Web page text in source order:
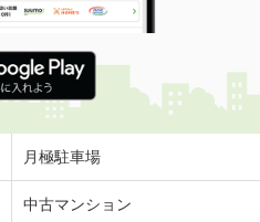
月極駐車場
中古マンション